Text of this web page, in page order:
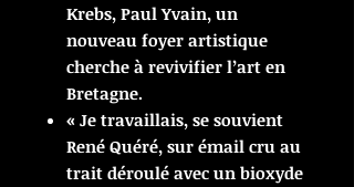
Krebs, Paul Yvain, un
nouveau foyer artistique
cherche à revivifier l’art en
Bretagne.
« Je travaillais, se souvient
René Quéré, sur émail cru au
trait déroulé avec un bioxyde